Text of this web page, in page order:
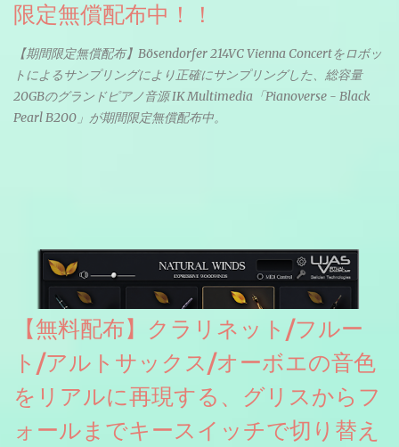
限定無償配布中！！
【期間限定無償配布】Bösendorfer 214VC Vienna Concertをロボッ
トによるサンプリングにより正確にサンプリングした、総容量
20GBのグランドピアノ音源 IK Multimedia「Pianoverse - Black
Pearl B200」が期間限定無償配布中。
【無料配布】クラリネット/フルー
ト/アルトサックス/オーボエの音色
をリアルに再現する、グリスからフ
ォールまでキースイッチで切り替え